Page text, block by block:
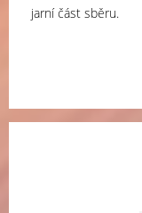
jarní část sběru.